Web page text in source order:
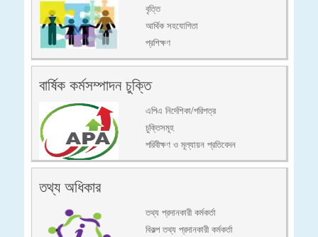
বৃত্তি
আর্থিক সহযোগিতা
প্রশিক্ষণ
বার্ষিক কর্মসম্পাদন চুক্তি
এপিএ নির্দেশিকা/পরিপত্র
চুক্তিসমূহ
পরিবীক্ষণ ও মূল্যায়ন প্রতিবেদন
তথ্য অধিকার
তথ্য প্রদানকারী কর্মকর্তা
বিকল্প তথ্য প্রদানকারী কর্মকর্তা